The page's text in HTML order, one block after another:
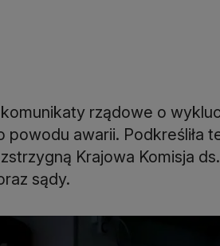
rządowe o
awarii. Podkreśliła
Krajowa Komisja
sądy.